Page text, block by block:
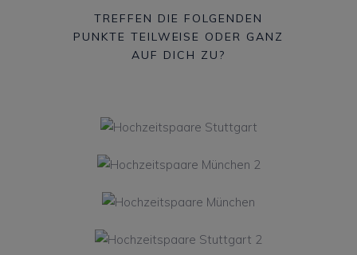
TREFFEN DIE FOLGENDEN
PUNKTE TEILWEISE ODER GANZ
AUF DICH ZU?